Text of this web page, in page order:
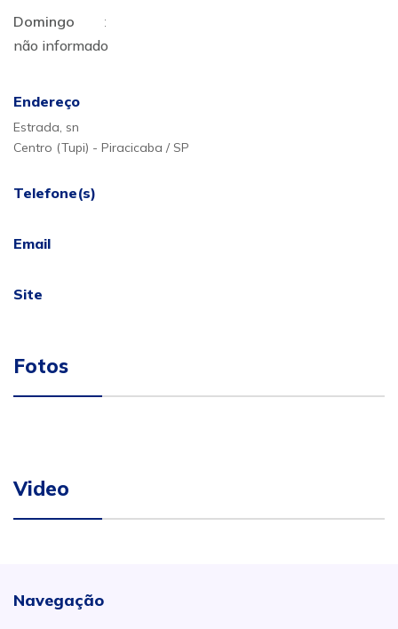
Domingo
:
não informado
Endereço
Estrada, sn
Centro (Tupi) - Piracicaba / SP
Telefone(s)
Email
Site
Fotos
Video
Navegação